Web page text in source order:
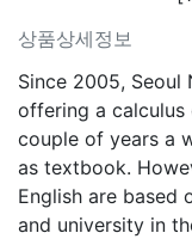
상품상세정보
Since 2005, Seoul
offering a calculus
couple of years a
as textbook.
English are based
and university in